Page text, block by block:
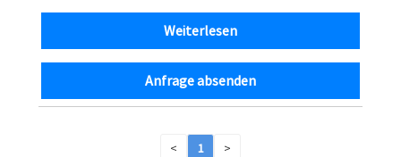
Weiterlesen
Anfrage absenden
< 1 >